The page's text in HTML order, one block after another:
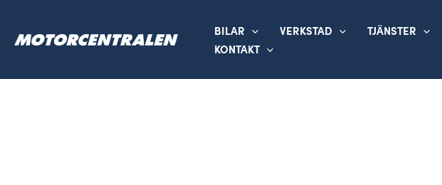
innehåll
BILAR VERKSTAD TJÄNSTER
KONTAKT